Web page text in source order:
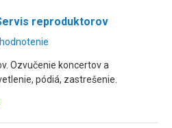
reproduktorov
Ozvučenie koncertov a
pódiá, zastrešenie.